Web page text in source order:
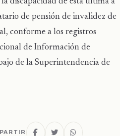
de pensión de invalidez de
conforme a los registros
de Información de
de la Superintendencia de